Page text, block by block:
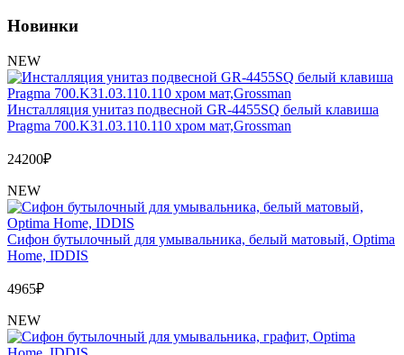
Новинки
NEW
Инсталляция унитаз подвесной GR-4455SQ белый клавиша
Pragma 700.K31.03.110.110 хром мат,Grossman
24200₽
NEW
Сифон бутылочный для умывальника, белый матовый, Optima
Home, IDDIS
4965₽
NEW